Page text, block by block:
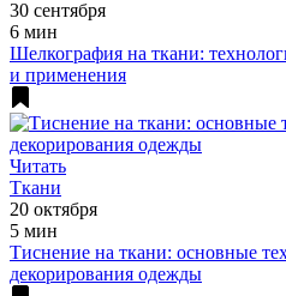
30 сентября
6 мин
Шелкография на ткани:
и применения
Читать
Ткани
20 октября
5 мин
Тиснение на ткани: основные
декорирования одежды